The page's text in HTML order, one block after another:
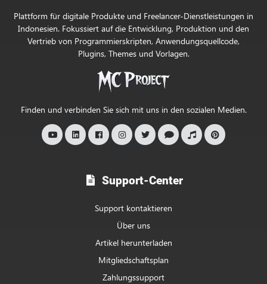
offiziellen
MC
Project
Plattform für digitale Produkte und Freelancer-Dienstleistungen in
Indonesien. Fokussiert auf die Entwicklung, Produktion und den
Vertrieb von Programmierskripten, Anwendungsquellcode,
Plugins, Themes und Vorlagen.
Finden und verbinden Sie sich mit uns in den sozialen Medien.
Support-Center
Support kontaktieren
Über uns
Artikel herunterladen
Mitgliedschaftsplan
Zahlungssupport